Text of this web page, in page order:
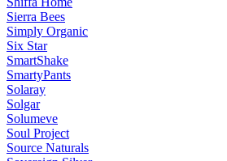
Sierra Bees
Simply Organic
Six Star
SmartShake
SmartyPants
Solaray
Solgar
Solumeve
Soul Project
Source Naturals